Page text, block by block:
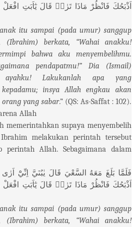
اَذْبَحُكَ فَانْظُرْ مَاذَا تَرٰىۗ قَالَ يٰٓاَبَتِ افْعَلْ
itu sampai (pada umur) sanggup
(Ibrahim) berkata, “Wahai anakku!
bahwa aku menyembelihmu.
pendapatmu!” Dia (Ismail)
ayahku! Lakukanlah apa yang
insya Allah engkau akan
yang sabar.” (QS: As-Saffat : 102).
Allah
memerintahkan supaya menyembelih
melakukan perintah tersebut
perintah Allah. Sebagaimana dalam
فَلَمَّا بَلَغَ مَعَهُ السَّعْيَ قَالَ يٰبُنَيَّ اِنِّيْٓ اَرٰى
اَذْبَحُكَ فَانْظُرْ مَاذَا تَرٰىۗ قَالَ يٰٓاَبَتِ افْعَلْ
itu sampai (pada umur) sanggup
(Ibrahim) berkata, “Wahai anakku!